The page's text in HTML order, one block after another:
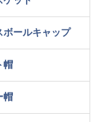
ボールキャップ
帽
帽